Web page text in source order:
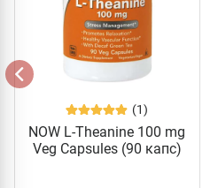
(1)
NOW L-Theanine 100 mg
Veg Capsules (90 капс)